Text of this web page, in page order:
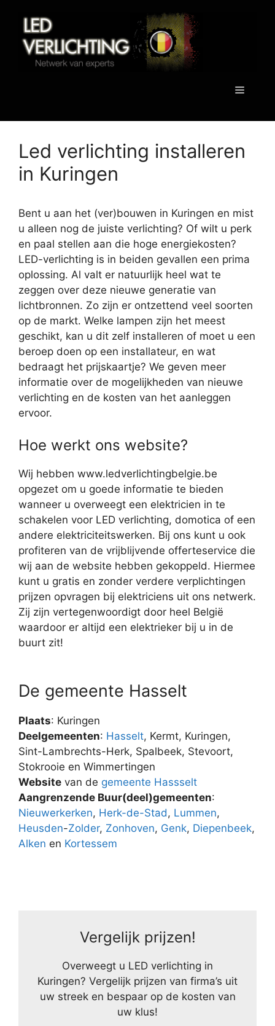
inhoud
Menu
Led verlichting installeren
in Kuringen
Bent u aan het (ver)bouwen in Kuringen en mist
u alleen nog de juiste verlichting? Of wilt u perk
en paal stellen aan die hoge energiekosten?
LED-verlichting is in beiden gevallen een prima
oplossing. Al valt er natuurlijk heel wat te
zeggen over deze nieuwe generatie van
lichtbronnen. Zo zijn er ontzettend veel soorten
op de markt. Welke lampen zijn het meest
geschikt, kan u dit zelf installeren of moet u een
beroep doen op een installateur, en wat
bedraagt het prijskaartje? We geven meer
informatie over de mogelijkheden van nieuwe
verlichting en de kosten van het aanleggen
ervoor.
Hoe werkt ons website?
Wij hebben www.ledverlichtingbelgie.be
opgezet om u goede informatie te bieden
wanneer u overweegt een elektricien in te
schakelen voor LED verlichting, domotica of een
andere elektriciteitswerken. Bij ons kunt u ook
profiteren van de vrijblijvende offerteservice die
wij aan de website hebben gekoppeld. Hiermee
kunt u gratis en zonder verdere verplichtingen
prijzen opvragen bij elektriciens uit ons netwerk.
Zij zijn vertegenwoordigt door heel België
waardoor er altijd een elektrieker bij u in de
buurt zit!
De gemeente Hasselt
Plaats: Kuringen
Deelgemeenten: Hasselt, Kermt, Kuringen,
Sint-Lambrechts-Herk, Spalbeek, Stevoort,
Stokrooie en Wimmertingen
Website van de gemeente Hassselt
Aangrenzende Buur(deel)gemeenten:
Nieuwerkerken, Herk-de-Stad, Lummen,
Heusden-Zolder, Zonhoven, Genk, Diepenbeek,
Alken en Kortessem
Vergelijk prijzen!
Overweegt u LED verlichting in
Kuringen? Vergelijk prijzen van firma’s uit
uw streek en bespaar op de kosten van
uw klus!